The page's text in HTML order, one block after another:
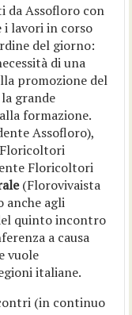
da Assofloro con
i lavori in corso
del giorno:
di una
promozione del
grande
formazione.
Assofloro),
Floricoltori
(Florovivaista
anche agli
quinto incontro
a causa
vuole
italiane.
(in continuo